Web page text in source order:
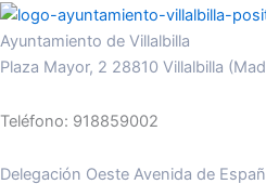
Ayuntamiento de Villalbilla
Plaza Mayor, 2 28810 Villalbilla
Teléfono: 918859002
Delegación Oeste Avenida de